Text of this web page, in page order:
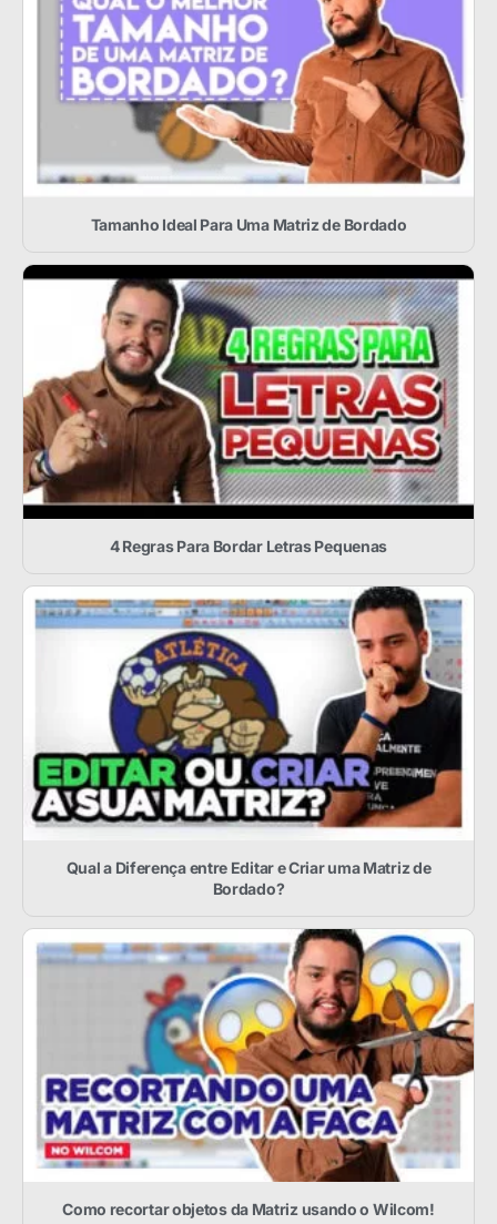
Tamanho Ideal Para Uma Matriz de Bordado
4 Regras Para Bordar Letras Pequenas
Qual a Diferença entre Editar e Criar uma Matriz de
Bordado?
Como recortar objetos da Matriz usando o Wilcom!